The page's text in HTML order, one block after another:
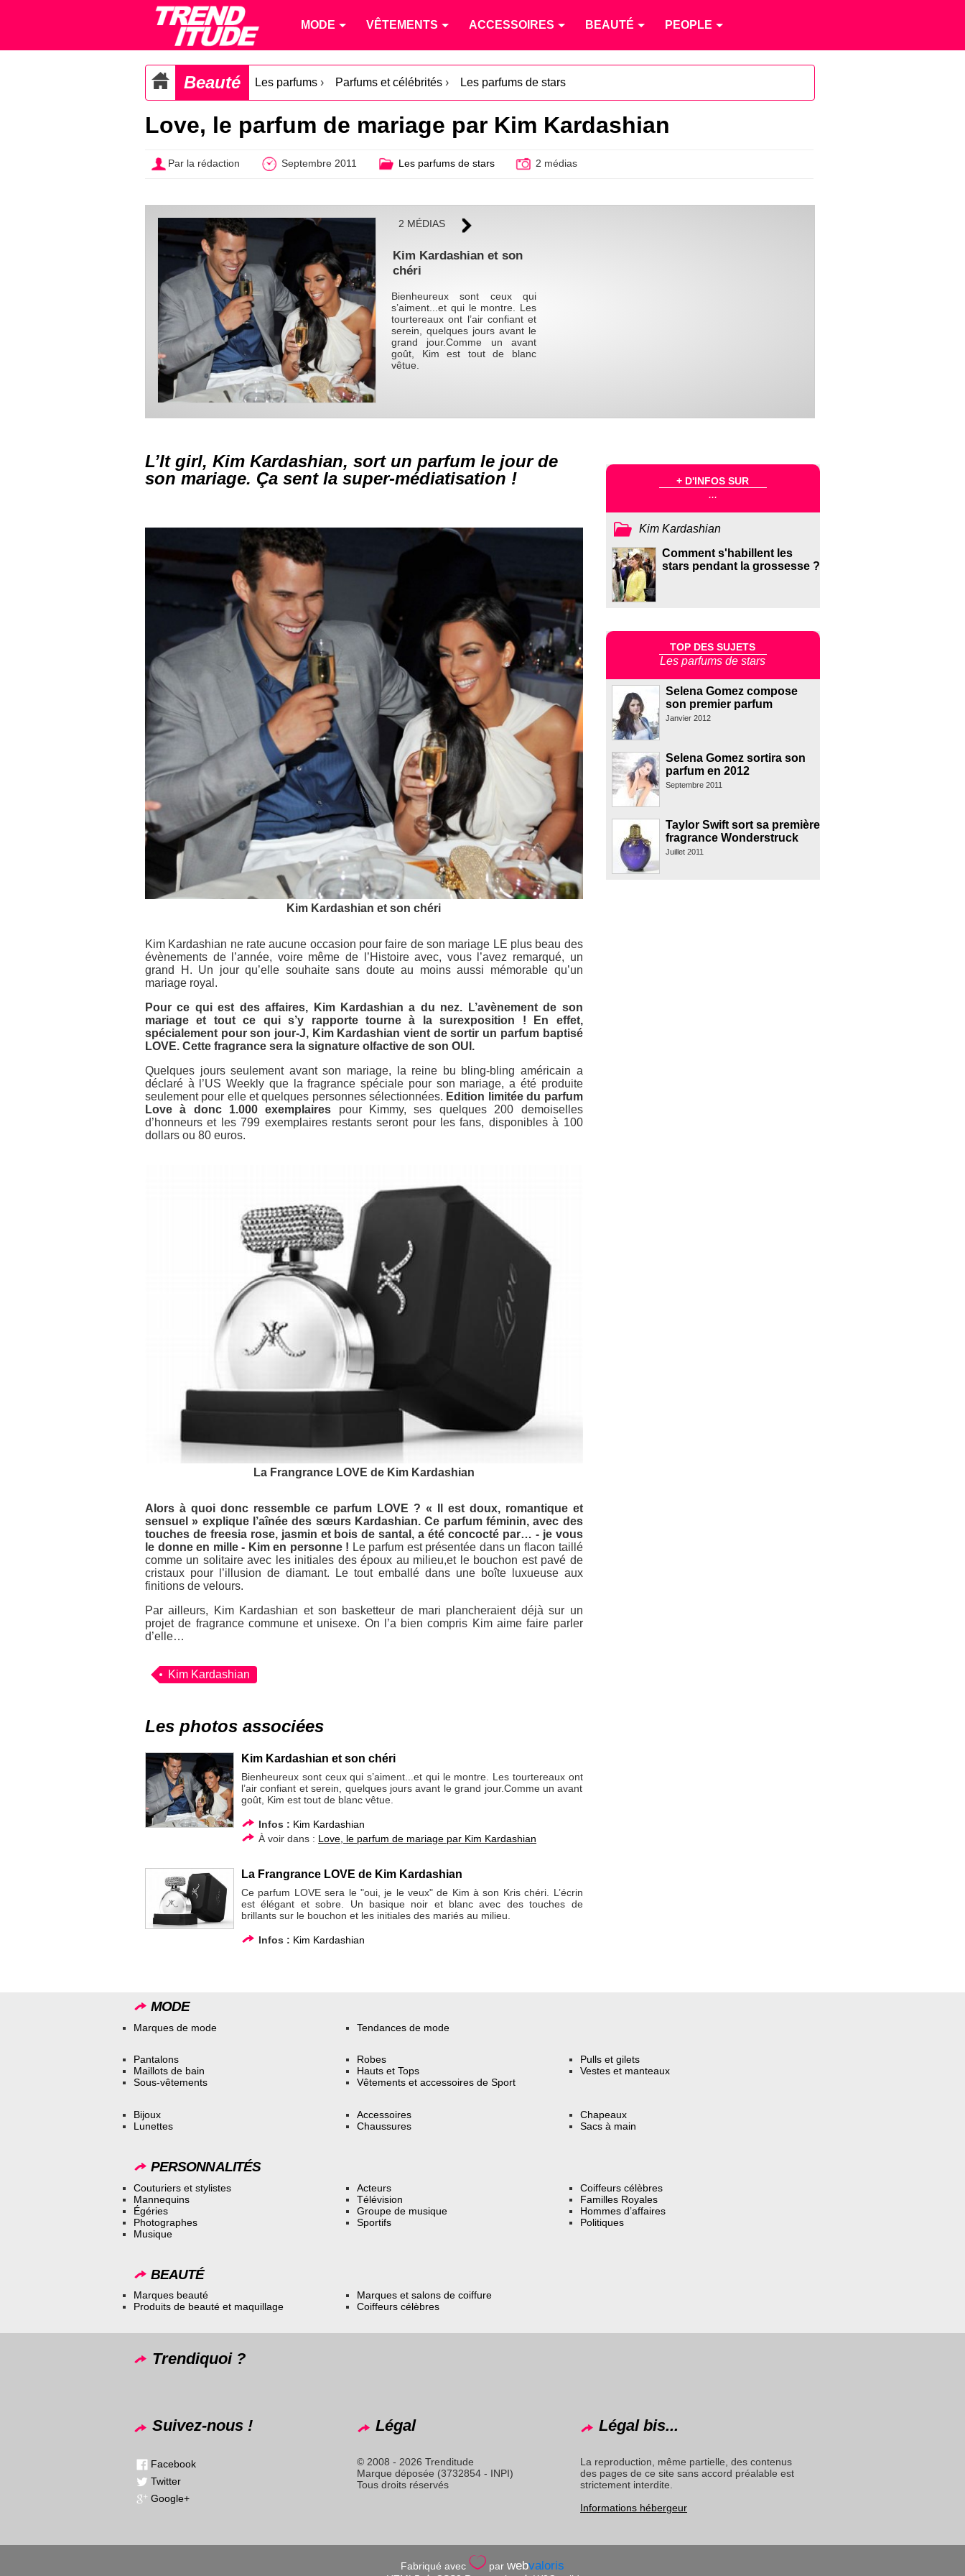
MODE VÊTEMENTS ACCESSOIRES BEAUTÉ PEOPLE
Beauté Les parfums › Parfums et célébrités › Les parfums de stars
Love, le parfum de mariage par Kim Kardashian
Par la rédaction Septembre 2011 Les parfums de stars 2 médias
2 MÉDIAS
Kim Kardashian et son
chéri
Bienheureux sont ceux qui
s’aiment...et qui le montre. Les
tourtereaux ont l’air confiant et
serein, quelques jours avant le
grand jour.Comme un avant
goût, Kim est tout de blanc
vêtue.
L’It girl, Kim Kardashian, sort un parfum le jour de
son mariage. Ça sent la super-médiatisation !
Kim Kardashian et son chéri
Kim Kardashian ne rate aucune occasion pour faire de son mariage LE plus beau des
évènements de l’année, voire même de l’Histoire avec, vous l’avez remarqué, un
grand H. Un jour qu’elle souhaite sans doute au moins aussi mémorable qu’un
mariage royal.
Pour ce qui est des affaires, Kim Kardashian a du nez. L’avènement de son
mariage et tout ce qui s’y rapporte tourne à la surexposition ! En effet,
spécialement pour son jour-J, Kim Kardashian vient de sortir un parfum baptisé
LOVE. Cette fragrance sera la signature olfactive de son OUI.
Quelques jours seulement avant son mariage, la reine bu bling-bling américain a
déclaré à l’US Weekly que la fragrance spéciale pour son mariage, a été produite
seulement pour elle et quelques personnes sélectionnées. Edition limitée du parfum
Love à donc 1.000 exemplaires pour Kimmy, ses quelques 200 demoiselles
d’honneurs et les 799 exemplaires restants seront pour les fans, disponibles à 100
dollars ou 80 euros.
La Frangrance LOVE de Kim Kardashian
Alors à quoi donc ressemble ce parfum LOVE ? « Il est doux, romantique et
sensuel » explique l’aînée des sœurs Kardashian. Ce parfum féminin, avec des
touches de freesia rose, jasmin et bois de santal, a été concocté par… - je vous
le donne en mille - Kim en personne ! Le parfum est présentée dans un flacon taillé
comme un solitaire avec les initiales des époux au milieu,et le bouchon est pavé de
cristaux pour l’illusion de diamant. Le tout emballé dans une boîte luxueuse aux
finitions de velours.
Par ailleurs, Kim Kardashian et son basketteur de mari plancheraient déjà sur un
projet de fragrance commune et unisexe. On l’a bien compris Kim aime faire parler
d’elle…
Kim Kardashian
Les photos associées
Kim Kardashian et son chéri
Bienheureux sont ceux qui s’aiment...et qui le montre. Les tourtereaux ont
l’air confiant et serein, quelques jours avant le grand jour.Comme un avant
goût, Kim est tout de blanc vêtue.
Infos : Kim Kardashian
À voir dans : Love, le parfum de mariage par Kim Kardashian
La Frangrance LOVE de Kim Kardashian
Ce parfum LOVE sera le "oui, je le veux" de Kim à son Kris chéri. L’écrin
est élégant et sobre. Un basique noir et blanc avec des touches de
brillants sur le bouchon et les initiales des mariés au milieu.
Infos : Kim Kardashian
+ D'INFOS SUR
...
Kim Kardashian
Comment s'habillent les
stars pendant la grossesse ?
TOP DES SUJETS
Les parfums de stars
Selena Gomez compose
son premier parfum
Janvier 2012
Selena Gomez sortira son
parfum en 2012
Septembre 2011
Taylor Swift sort sa première
fragrance Wonderstruck
Juillet 2011
MODE
Marques de mode Tendances de mode
Pantalons
Maillots de bain
Sous-vêtements
Robes
Hauts et Tops
Vêtements et accessoires de Sport
Pulls et gilets
Vestes et manteaux
Bijoux
Lunettes
Accessoires
Chaussures
Chapeaux
Sacs à main
PERSONNALITÉS
Couturiers et stylistes
Mannequins
Égéries
Photographes
Musique
Acteurs
Télévision
Groupe de musique
Sportifs
Coiffeurs célèbres
Familles Royales
Hommes d’affaires
Politiques
BEAUTÉ
Marques beauté
Produits de beauté et maquillage
Marques et salons de coiffure
Coiffeurs célèbres
Trendiquoi ?
Suivez-nous !
Facebook
Twitter
Google+
Légal
© 2008 - 2026 Trenditude
Marque déposée (3732854 - INPI)
Tous droits réservés
Légal bis...
La reproduction, même partielle, des contenus
des pages de ce site sans accord préalable est
strictement interdite.
Informations hébergeur
Fabriqué avec par webvaloris